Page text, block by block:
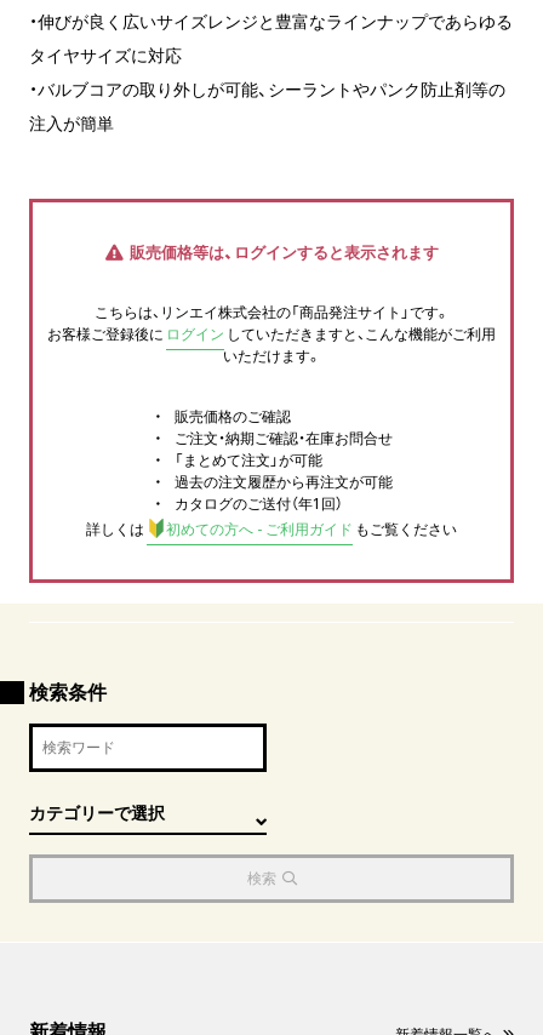
・伸びが良く広いサイズレンジと豊富なラインナップであらゆる
タイヤサイズに対応
・バルブコアの取り外しが可能、シーラントやパンク防止剤等の
注入が簡単
販売価格等は、ログインすると表示されます
こちらは、リンエイ株式会社の「商品発注サイト」です。
お客様ご登録後に ログイン していただきますと、こんな機能がご利用
いただけます。
販売価格のご確認
ご注文・納期ご確認・在庫お問合せ
「まとめて注文」が可能
過去の注文履歴から再注文が可能
カタログのご送付（年1回）
詳しくは
初めての方へ - ご利用ガイド もご覧ください
検索条件
検索